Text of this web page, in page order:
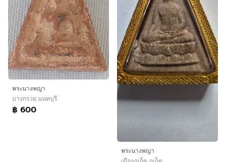
พระนางพญา
บางกรวย นนทบุรี
฿ 600
พระนางพญา